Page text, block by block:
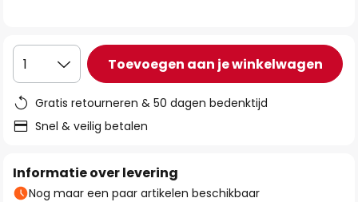
1 Toevoegen aan je winkelwagen
Gratis retourneren & 50 dagen bedenktijd
Snel & veilig betalen
Informatie over levering
Nog maar een paar artikelen beschikbaar